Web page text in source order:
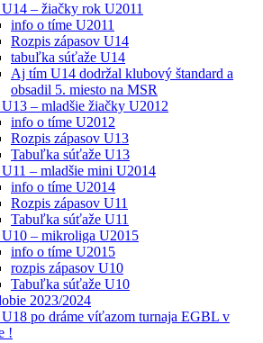
– žiačky rok U2011
info o tíme U2011
Rozpis zápasov U14
tabuľka súťaže U14
Aj tím U14 dodržal klubový štandard a
obsadil 5. miesto na MSR
– mladšie žiačky U2012
info o tíme U2012
Rozpis zápasov U13
Tabuľka súťaže U13
– mladšie mini U2014
info o tíme U2014
Rozpis zápasov U11
Tabuľka súťaže U11
– mikroliga U2015
info o tíme U2015
rozpis zápasov U10
Tabuľka súťaže U10
2023/2024
po dráme víťazom turnaja EGBL v
!